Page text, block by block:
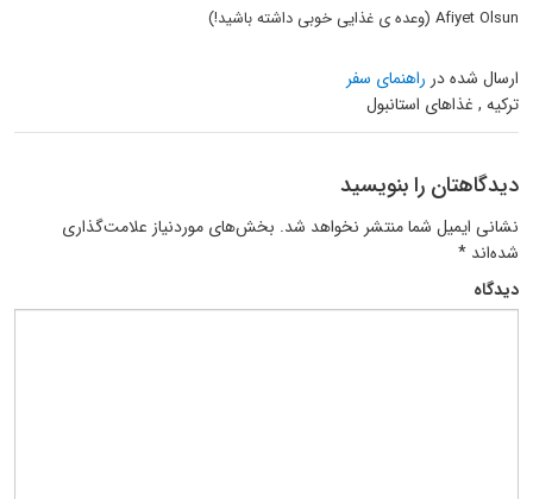
Afiyet Olsun (وعده ی غذایی خوبی داشته باشید!)
ارسال شده در راهنمای سفر
ترکیه , غذاهای استانبول
دیدگاهتان را بنویسید
نشانی ایمیل شما منتشر نخواهد شد. بخش‌های موردنیاز علامت‌گذاری
شده‌اند *
دیدگاه